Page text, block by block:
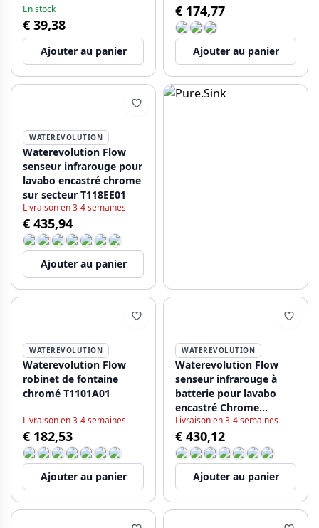
En stock
€ 39,38
Ajouter au panier
€ 174,77
Ajouter au panier
WATEREVOLUTION
Waterevolution Flow
senseur infrarouge pour
lavabo encastré chrome
sur secteur T118EE01
Livraison en 3-4 semaines
€ 435,94
Ajouter au panier
WATEREVOLUTION
Waterevolution Flow
robinet de fontaine
chromé T1101A01
Livraison en 3-4 semaines
€ 182,53
Ajouter au panier
WATEREVOLUTION
Waterevolution Flow
senseur infrarouge à
batterie pour lavabo
encastré Chrome
T118EB01
Livraison en 3-4 semaines
€ 430,12
Ajouter au panier